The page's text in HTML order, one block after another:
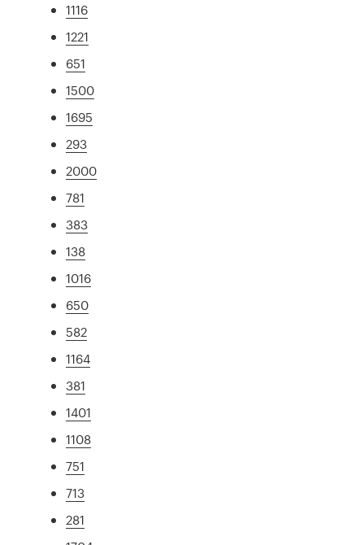
1116
1221
651
1500
1695
293
2000
781
383
138
1016
650
582
1164
381
1401
1108
751
713
281